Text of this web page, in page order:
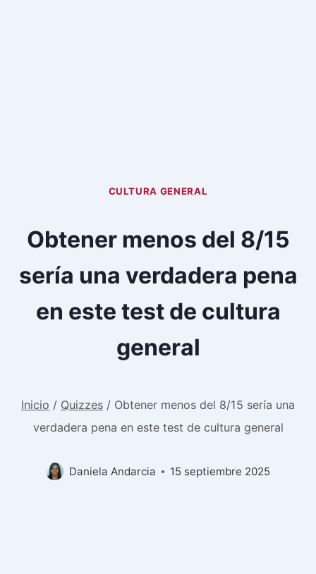
CULTURA GENERAL
Obtener menos del 8/15
sería una verdadera pena
en este test de cultura
general
Inicio / Quizzes / Obtener menos del 8/15 sería una
verdadera pena en este test de cultura general
Daniela Andarcia 15 septiembre 2025